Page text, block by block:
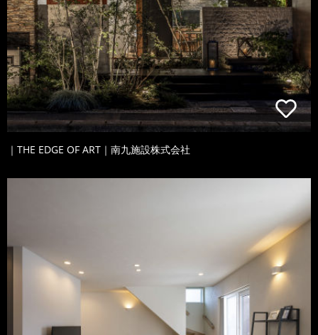
｜THE EDGE OF ART｜南九施設株式会社